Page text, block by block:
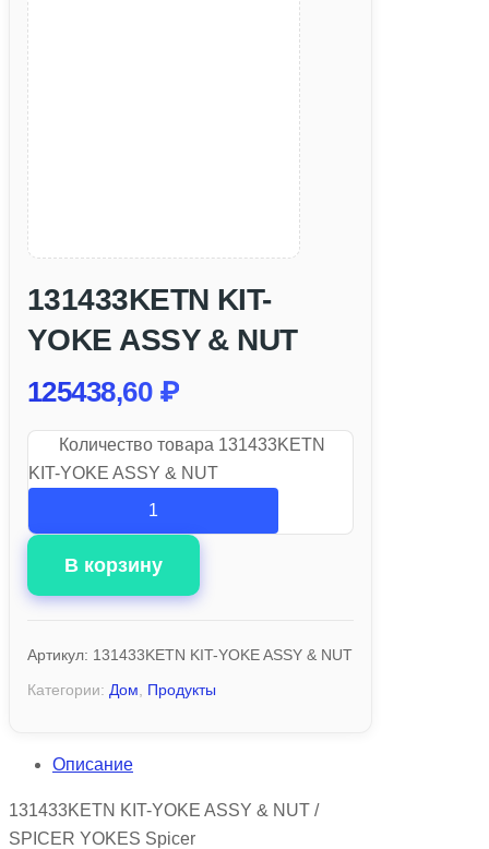
131433KETN KIT-
YOKE ASSY & NUT
125438,60 ₽
Количество товара 131433KETN
KIT-YOKE ASSY & NUT
В корзину
Артикул: 131433KETN KIT-YOKE ASSY & NUT
Категории: Дом Продукты
Описание
131433KETN KIT-YOKE ASSY & NUT /
SPICER YOKES Spicer